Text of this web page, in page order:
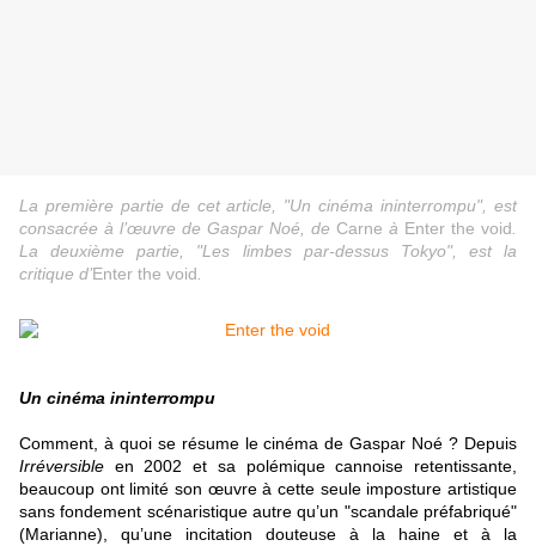
La première partie de cet article, "Un cinéma ininterrompu", est
consacrée à l’œuvre de Gaspar Noé, de Carne à Enter the void
La deuxième partie, "Les limbes par-dessus Tokyo", est la
critique d’Enter the void
Un cinéma ininterrompu
Comment, à quoi se résume le cinéma de Gaspar Noé ? Depuis
Irréversible en 2002 et sa polémique cannoise retentissante,
beaucoup ont limité son œuvre à cette seule imposture artistique
sans fondement scénaristique autre qu’un "scandale préfabriqué"
(Marianne), qu’une incitation douteuse à la haine et à la